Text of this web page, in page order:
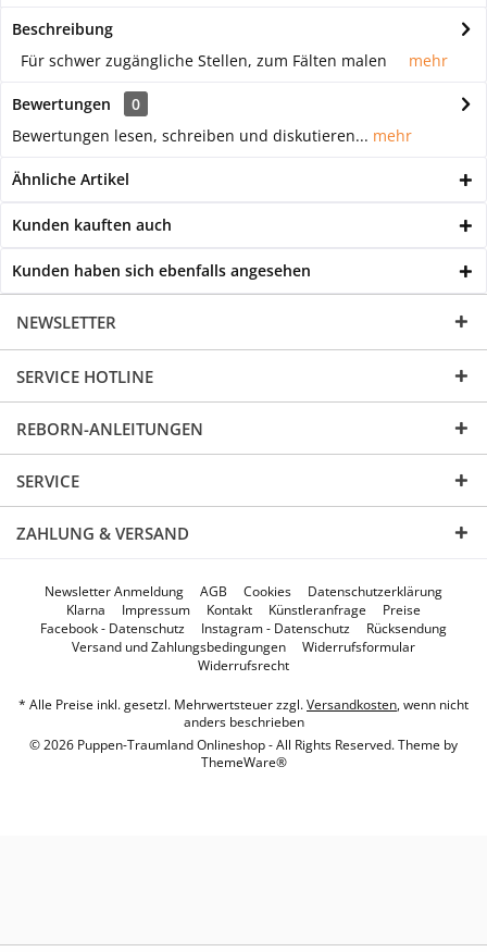
Beschreibung
Für schwer zugängliche Stellen, zum Fälten malen mehr
Bewertungen
0
Bewertungen lesen, schreiben und diskutieren... mehr
Ähnliche Artikel
Kunden kauften auch
Kunden haben sich ebenfalls angesehen
NEWSLETTER
SERVICE HOTLINE
REBORN-ANLEITUNGEN
SERVICE
ZAHLUNG & VERSAND
Newsletter Anmeldung AGB Cookies
Datenschutzerklärung
Klarna
Impressum Kontakt Künstleranfrage
Preise
Facebook - Datenschutz
Instagram - Datenschutz
Rücksendung
Versand und Zahlungsbedingungen
Widerrufsformular
Widerrufsrecht
* Alle Preise inkl. gesetzl. Mehrwertsteuer zzgl.Versandkosten, wenn nicht
anders beschrieben
© 2026 Puppen-Traumland Onlineshop - All Rights Reserved. Theme by
ThemeWare®